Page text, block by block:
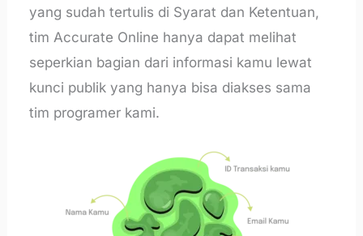
yang sudah tertulis di Syarat dan Ketentuan,
tim Accurate Online hanya dapat melihat
seperkian bagian dari informasi kamu lewat
kunci publik yang hanya bisa diakses sama
tim programer kami.